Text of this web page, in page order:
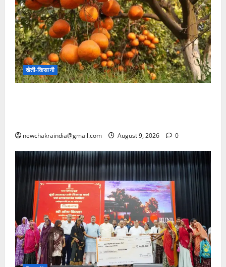
खेती-किसानी
newchakraindia@gmail.com August 9, 2026 0